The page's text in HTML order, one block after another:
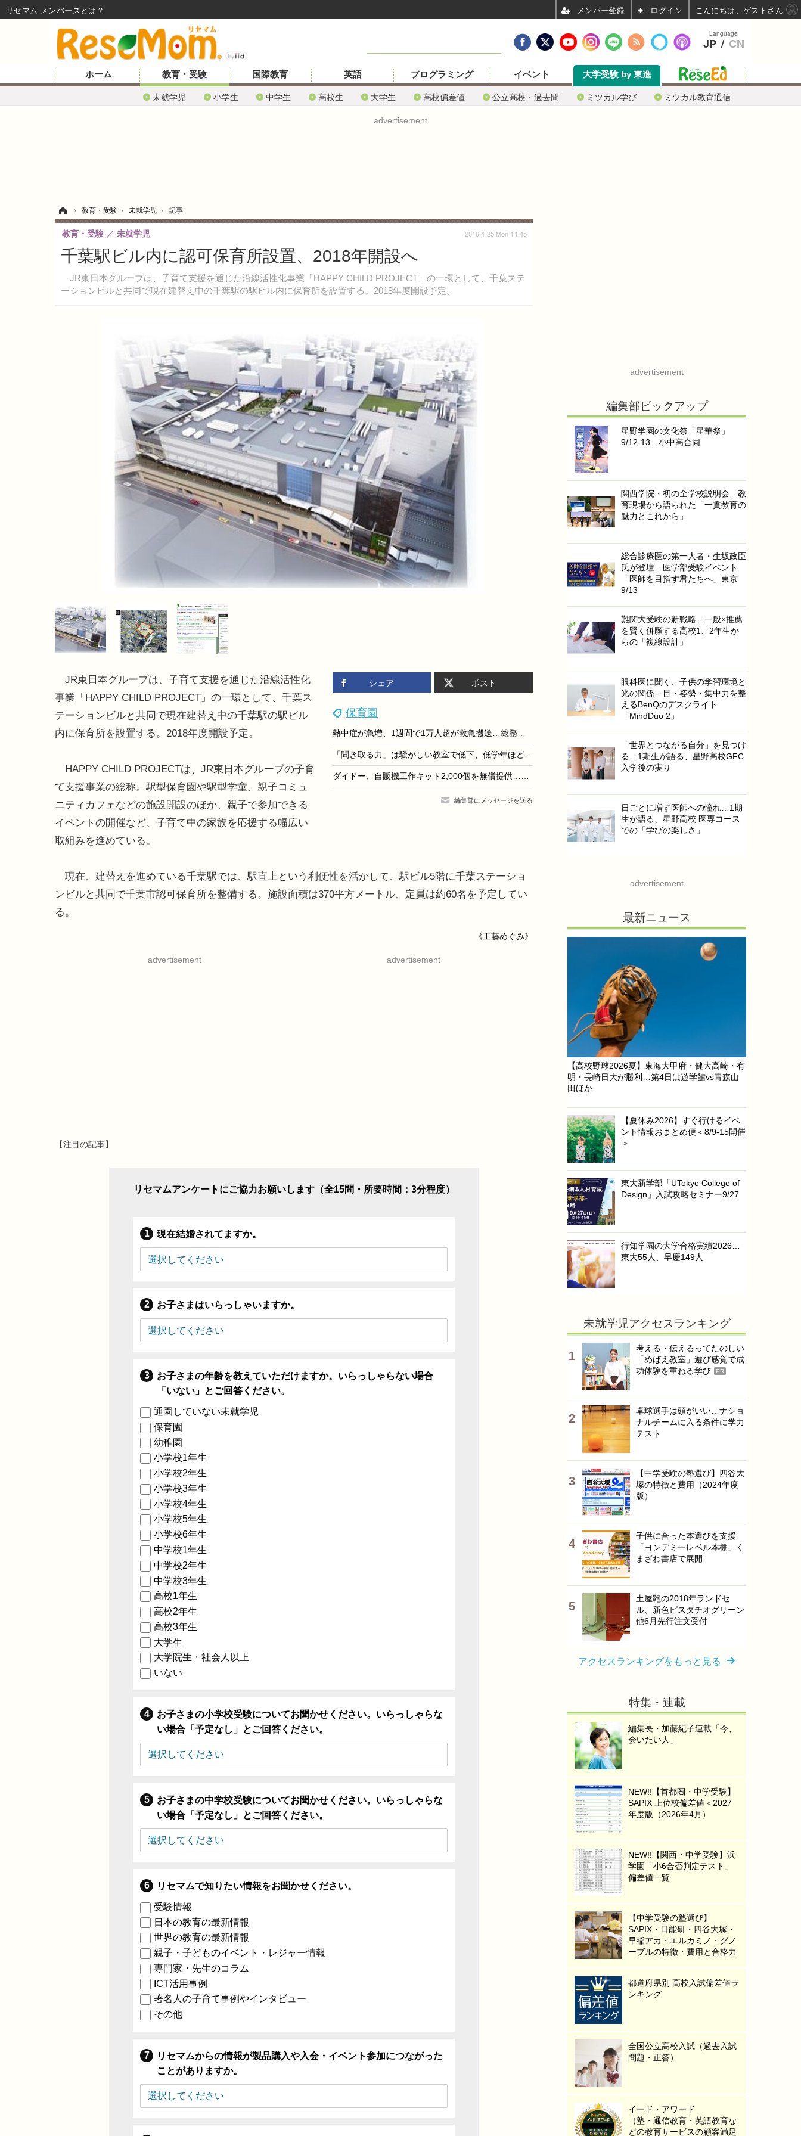
ホーム 教育・受験
未就学児 小学生 中学生 高校生 大学生 高校偏差値 公立高校・過去問 ミツカル学び ミツカル教育通信
国際教育 英語 プログラミング イベント 大学受験 by 東進
advertisement
› 教育・受験 › 未就学児 › 記事
千葉駅ビル内に認可保育所設置、2018年開設へ
JR東日本グループは、子育て支援を通じた沿線活性化事業「HAPPY CHILD PROJECT」の一環として、千葉ステ
ーションビルと共同で現在建替え中の千葉駅の駅ビル内に保育所を設置する。2018年度開設予定。
教育・受験 未就学児 2016.4.25 Mon 11:45
シェア ポスト
保育園
熱中症が急増、1週間で1万人超が救急搬送…総務省消防庁
「聞き取る力」は騒がしい教室で低下、低学年ほど個人差大…同志社大
ダイドー、自販機工作キット2,000個を無償提供…7/24締切
編集部にメッセージを送る
JR東日本グループは、子育て支援を通じた沿線活性化
事業「HAPPY CHILD PROJECT」の一環として、千葉ス
テーションビルと共同で現在建替え中の千葉駅の駅ビル
内に保育所を設置する。2018年度開設予定。
HAPPY CHILD PROJECTは、JR東日本グループの子育
て支援事業の総称。駅型保育園や駅型学童、親子コミュ
ニティカフェなどの施設開設のほか、親子で参加できる
イベントの開催など、子育て中の家族を応援する幅広い
取組みを進めている。
現在、建替えを進めている千葉駅では、駅直上という利便性を活かして、駅ビル5階に千葉ステーショ
ンビルと共同で千葉市認可保育所を整備する。施設面積は370平方メートル、定員は約60名を予定してい
る。
《工藤めぐみ》
advertisement advertisement
【注目の記事】
リセマムアンケートにご協力お願いします（全15問・所要時間：3分程度）
現在結婚されてますか。
お子さまはいらっしゃいますか。
お子さまの年齢を教えていただけますか。いらっしゃらない場合
「いない」とご回答ください。
通園していない未就学児
保育園
幼稚園
小学校1年生
小学校2年生
小学校3年生
小学校4年生
小学校5年生
小学校6年生
中学校1年生
中学校2年生
中学校3年生
高校1年生
高校2年生
高校3年生
大学生
大学院生・社会人以上
いない
お子さまの小学校受験についてお聞かせください。いらっしゃらな
い場合「予定なし」とご回答ください。
お子さまの中学校受験についてお聞かせください。いらっしゃらな
い場合「予定なし」とご回答ください。
リセマムで知りたい情報をお聞かせください。
受験情報
日本の教育の最新情報
世界の教育の最新情報
親子・子どものイベント・レジャー情報
専門家・先生のコラム
ICT活用事例
著名人の子育て事例やインタビュー
その他
リセマムからの情報が製品購入や入会・イベント参加につながった
ことがありますか。
advertisement
編集部ピックアップ
星野学園の文化祭「星華祭」
9/12-13…小中高合同
関西学院・初の全学校説明会…教
育現場から語られた「一貫教育の
魅力とこれから」
総合診療医の第一人者・生坂政臣
氏が登壇…医学部受験イベント
「医師を目指す君たちへ」東京
9/13
難関大受験の新戦略…一般×推薦
を賢く併願する高校1、2年生か
らの「複線設計」
眼科医に聞く、子供の学習環境と
光の関係…目・姿勢・集中力を整
えるBenQのデスクライト
「MindDuo 2」
「世界とつながる自分」を見つけ
る…1期生が語る、星野高校GFC
入学後の実り
日ごとに増す医師への憧れ…1期
生が語る、星野高校 医専コース
での「学びの楽しさ」
advertisement
最新ニュース
【高校野球2026夏】東海大甲府・健大高崎・有
明・長崎日大が勝利…第4日は遊学館vs青森山
田ほか
【夏休み2026】すぐ行けるイベ
ント情報おまとめ便＜8/9-15開催
＞
東大新学部「UTokyo College of
Design」入試攻略セミナー9/27
行知学園の大学合格実績2026…
東大55人、早慶149人
未就学児アクセスランキング
考える・伝えるってたのしい
「めばえ教室」遊び感覚で成
功体験を重ねる学び
PR
卓球選手は頭がいい…ナショ
ナルチームに入る条件に学力
テスト
【中学受験の塾選び】四谷大
塚の特徴と費用（2024年度
版）
子供に合った本選びを支援
「ヨンデミーレベル本棚」く
まざわ書店で展開
土屋鞄の2018年ランドセ
ル、新色ピスタチオグリーン
他6月先行注文受付
アクセスランキングをもっと見る
特集・連載
編集長・加藤紀子連載「今、
会いたい人」
NEW!!【首都圏・中学受験】
SAPIX 上位校偏差値＜2027
年度版（2026年4月）
NEW!!【関西・中学受験】浜
学園「小6合否判定テスト」
偏差値一覧
【中学受験の塾選び】
SAPIX・日能研・四谷大塚・
早稲アカ・エルカミノ・グノ
ーブルの特徴・費用と合格力
都道府県別 高校入試偏差値ラ
ンキング
全国公立高校入試（過去入試
問題・正答）
イード・アワード
（塾・通信教育・英語教育な
どの教育サービスの顧客満足
Language
JP / CN
リセマム メンバーズ ログイン こんにちは、ゲストさん